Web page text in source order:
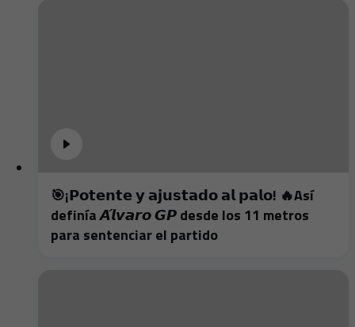
🎯¡𝗣𝗼𝘁𝗲𝗻𝘁𝗲 𝘆 𝗮𝗷𝘂𝘀𝘁𝗮𝗱𝗼 𝗮𝗹 𝗽𝗮𝗹𝗼! 🔥Así
definía 𝘼́𝙡𝙫𝙖𝙧𝙤 𝙂𝙋 desde los 11 metros
para sentenciar el partido